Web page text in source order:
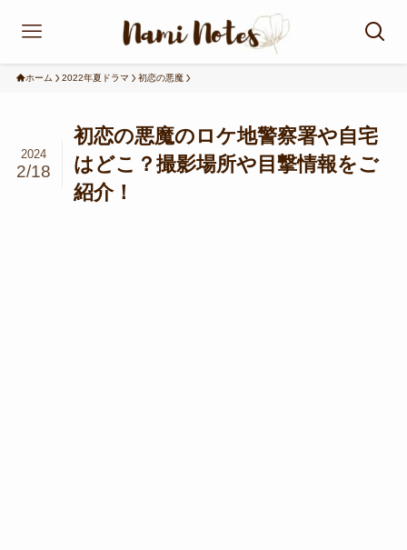
ホーム 2022年夏ドラマ 初恋の悪魔
初恋の悪魔のロケ地警察署や自宅
はどこ？撮影場所や目撃情報をご
紹介！
2024
2/18